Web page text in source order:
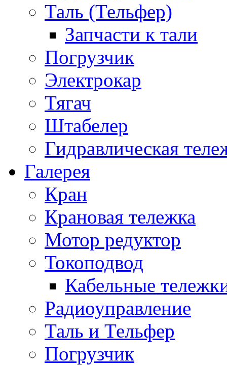
Таль (Тельфер)
Запчасти к тали
Погрузчик
Электрокар
Тягач
Штабелер
Гидравлическая
Галерея
Кран
Крановая тележка
Мотор редуктор
Токоподвод
Кабельные
Радиоуправление
Таль и Тельфер
Погрузчик